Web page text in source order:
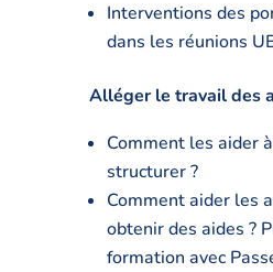
Interventions des
dans les réunions
Alléger le travail des
Comment les aider
structurer ?
Comment aider les
obtenir des aides ?
formation avec